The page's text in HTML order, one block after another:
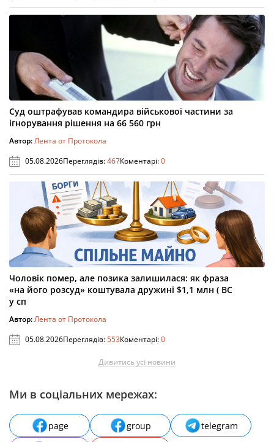
Суд оштрафував командира військової частини за
ігнорування рішення на 66 560 грн
Автор:Лента от Протокола
05.08.2026Переглядів:467Коментарі:0
Чоловік помер, але позика залишилася: як фраза
«на його розсуд» коштувала дружині $1,1 млн ( ВС
у сп
Автор:Лента от Протокола
05.08.2026Переглядів:553Коментарі:0
Дивитись усі новини
Ми в соціальних мережах:
page group
telegram